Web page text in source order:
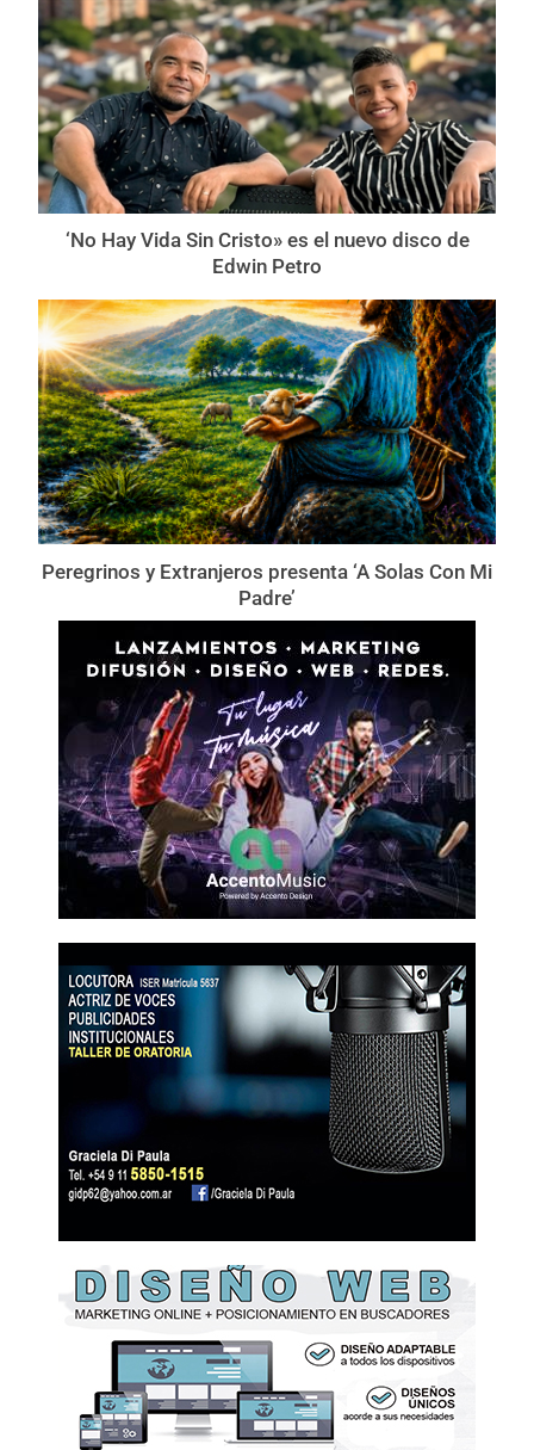
‘No Hay Vida Sin Cristo» es el nuevo disco de
Edwin Petro
Peregrinos y Extranjeros presenta ‘A Solas Con Mi
Padre’